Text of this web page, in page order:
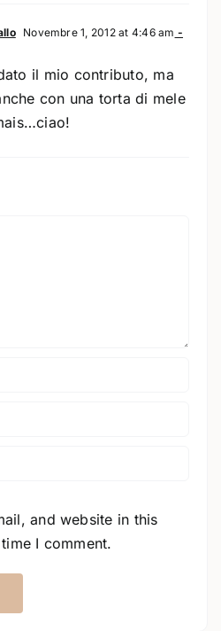
Novembre 1, 2012 at 4:46 am -
il mio contributo, ma
con una torta di mele
and website in this
I comment.